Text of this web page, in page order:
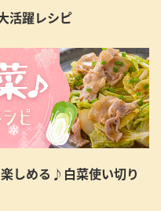
活躍レシピ
しめる♪白菜使い切り